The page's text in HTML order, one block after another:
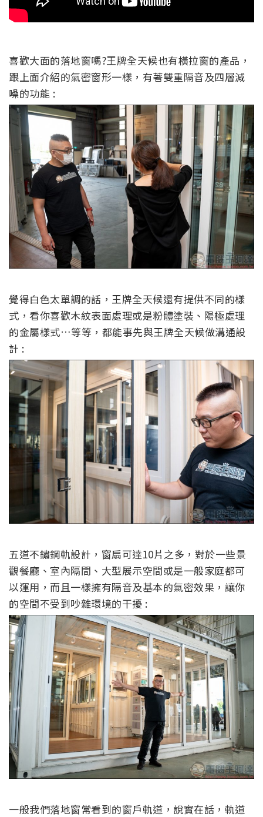
喜歡大面的落地窗嗎?王牌全天候也有橫拉窗的產品，
跟上面介紹的氣密窗形一樣，有著雙重隔音及四層減
噪的功能 :
覺得白色太單調的話，王牌全天候還有提供不同的樣
式，看你喜歡木紋表面處理或是粉體塗裝、陽極處理
的金屬樣式…等等，都能事先與王牌全天候做溝通設
計 :
五道不鏽鋼軌設計，窗扇可達10片之多，對於一些景
觀餐廳、 室內隔間、大型展示空間或是一般家庭都可
以運用 ， 而且一樣擁有隔音及基本的氣密效果，讓你
的空間不受到吵雜環境的干擾 :
一般我們落地窗常看到的窗戶軌道，說實在話，軌道